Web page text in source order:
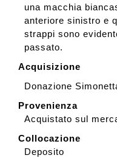
una macchia
anteriore sinistro e
strappi sono
passato.
Acquisizione
Donazione
Provenienza
Acquistato sul
Collocazione
Deposito